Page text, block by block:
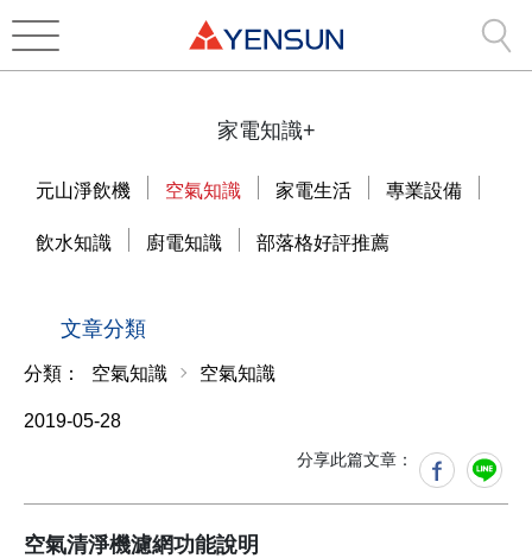
家電知識+
元山淨飲機 空氣知識 家電生活 專業設備
飲水知識 廚電知識 部落格好評推薦
分類： 空氣知識 空氣知識
2019-05-28
空氣清淨機濾網功能說明
分享此篇文章：
文章分類